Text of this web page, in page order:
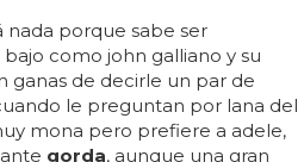
nada porque sabe ser
como john galliano y su
ganas de decirle un par de
le preguntan por lana del
mona pero prefiere a adele,
gorda, aunque una gran